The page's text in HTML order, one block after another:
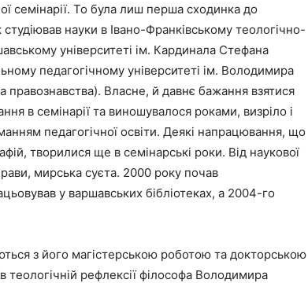
семінарії. То була лиш перша сходинка до
науки в Івано-Франківському теологічно-
університеті ім. Кардинала Стефана
педагогічному університеті ім. Володимира
правознавства). Власне, й давнє бажання взятися
в семінарії та виношувалося роками, визріло і
педагогічної освіти. Деякі напрацювання, що
творилися ще в семінарські роки. Від наукової
мирська суєта. 2000 року почав
у варшавських бібліотеках, а 2004-го
з його магістерською роботою та докторською
теологічній рефлексії філософа Володимира